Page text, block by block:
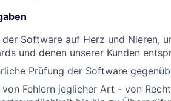
der Software auf Herz und Nieren,
und denen unserer Kunden
Prüfung der Software
von Fehlern jeglicher Art - von